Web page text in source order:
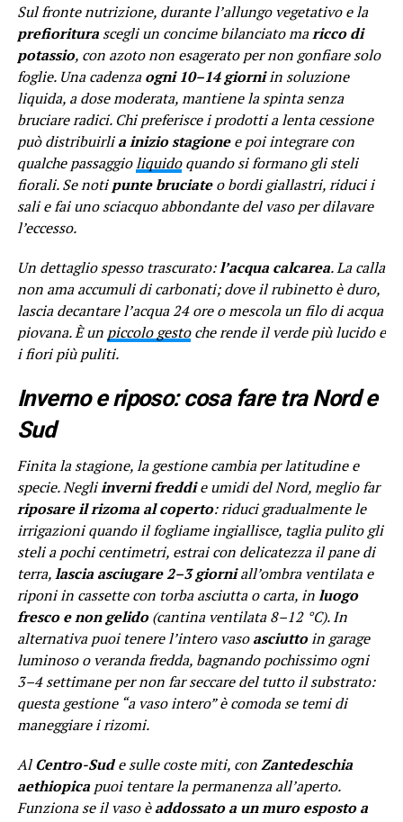
Sul fronte nutrizione, durante l’allungo vegetativo e la
prefioriturascegli un concime bilanciato maricco di
potassio, con azoto non esagerato per non gonfiare solo
foglie. Una cadenzaogni 10–14 giorniin soluzione
liquida, a dose moderata, mantiene la spinta senza
bruciare radici. Chi preferisce i prodotti a lenta cessione
può distribuirlia inizio stagionee poi integrare con
qualche passaggioliquidoquando si formano gli steli
fiorali. Se notipunte bruciateo bordi giallastri, riduci i
sali e fai uno sciacquo abbondante del vaso per dilavare
l’eccesso.
Un dettaglio spesso trascurato:l’acqua calcarea. La calla
non ama accumuli di carbonati; dove il rubinetto è duro,
lascia decantare l’acqua 24 ore o mescola un filo di acqua
piovana. È un piccolo gestoche rende il verde più lucido e
i fiori più puliti.
Inverno e riposo: cosa fare tra Nord e
Sud
Finita la stagione, la gestione cambia per latitudine e
specie. Negliinverni freddie umidi del Nord, meglio far
riposare il rizoma al coperto: riduci gradualmente le
irrigazioni quando il fogliame ingiallisce, taglia pulito gli
steli a pochi centimetri, estrai con delicatezza il pane di
terra,lascia asciugare 2–3 giorniall’ombra ventilata e
riponi in cassette con torba asciutta o carta, inluogo
fresco e non gelido(cantina ventilata 8–12 °C). In
alternativa puoi tenere l’intero vasoasciuttoin garage
luminoso o veranda fredda, bagnando pochissimo ogni
3–4 settimane per non far seccare del tutto il substrato:
questa gestione “a vaso intero” è comoda se temi di
maneggiare i rizomi.
AlCentro-Sude sulle coste miti, conZantedeschia
aethiopicapuoi tentare la permanenza all’aperto.
Funziona se il vaso èaddossato a un muro esposto a